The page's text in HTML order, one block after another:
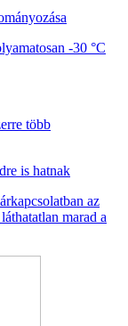
-30 °C
több
is hatnak
az
marad a